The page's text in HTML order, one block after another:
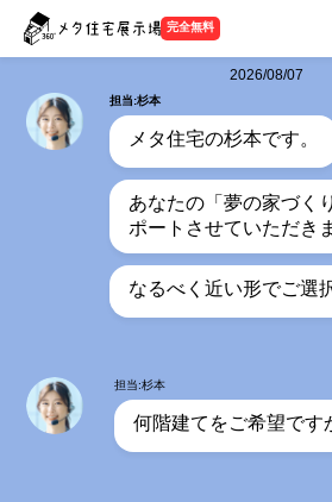
完全無料
2026/08/07
担当:杉本
メタ住宅の杉本です。
あなたの「夢の家づく
ポートさせていただき
なるべく近い形でご選
担当:杉本
何階建てをご希望です